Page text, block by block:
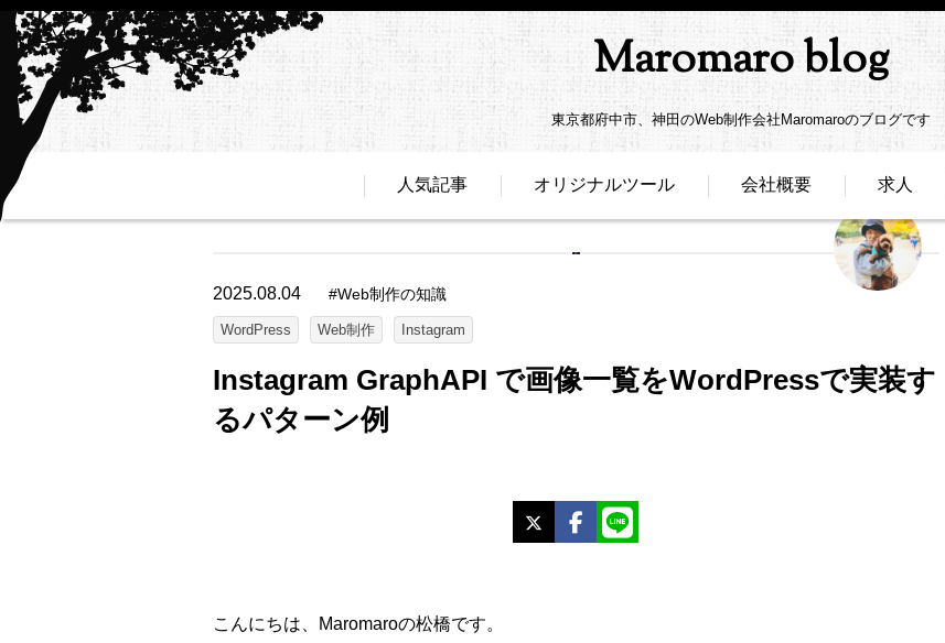
Maromaro blog
東京都府中市、神田のWeb制作会社Maromaroのブログです
人気記事 オリジナルツール 会社概要 求人
2025.08.04 #Web制作の知識
WordPress Web制作 Instagram
Instagram GraphAPI で画像一覧をWordPressで実装す
るパターン例
Facebook
こんにちは、Maromaroの松橋です。